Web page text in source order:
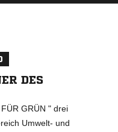
DES
GRÜN " drei
Umwelt- und